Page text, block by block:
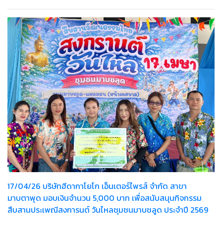
17/04/26 บริษัทฮีดากาโยโก เอ็นเตอร์ไพรส์ จำกัด สาขา
มาบตาพุด มอบเงินจำนวน 5,000 บาท เพื่อสนับสนุนกิจกรรม
สืบสานประเพณีสงการนต์ วันไหลชุมชนมาบชลูด ประจำปี 2569